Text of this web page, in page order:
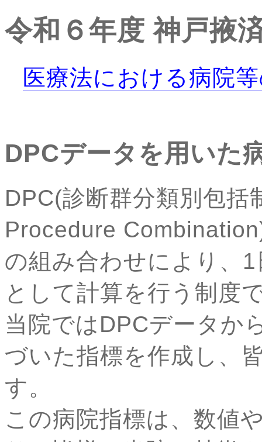
令和６年度 神戸掖
医療法における病院
DPCデータを用いた
DPC(診断群分類別包
Procedure
の組み合わせにより、
として計算を行う制度
当院ではDPCデータか
づいた指標を作成し、
す。
この病院指標は、数値